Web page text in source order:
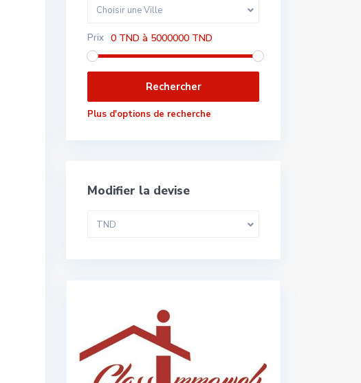
Choisir une Ville
Prix 0 TND à 5000000 TND
Plus d'options de recherche
Modifier la devise
TND